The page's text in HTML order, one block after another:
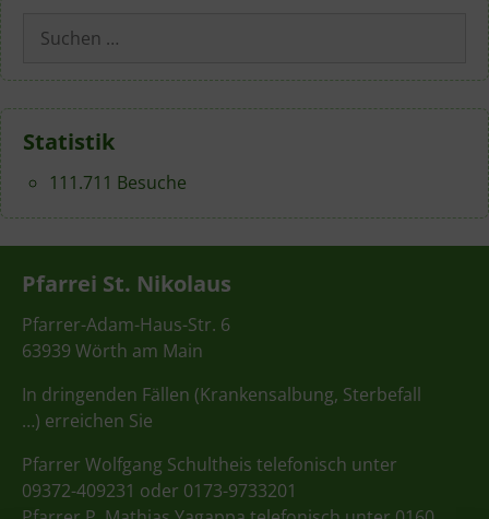
Suchen
nach:
Statistik
111.711 Besuche
Pfarrei St. Nikolaus
Pfarrer-Adam-Haus-Str. 6
63939 Wörth am Main
In dringenden Fällen (Krankensalbung, Sterbefall
…) erreichen Sie
Pfarrer Wolfgang Schultheis telefonisch unter
09372-409231 oder 0173-9733201